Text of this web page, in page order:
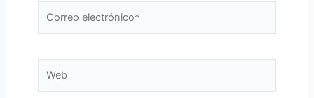
electrónico*